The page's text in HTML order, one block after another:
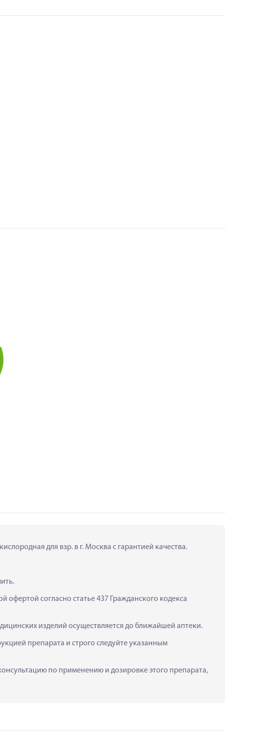
для взр. в г. Москва с гарантией качества.
согласно статье 437 Гражданского кодекса
изделий осуществляется до ближайшей аптеки.
препарата и строго следуйте указанным
по применению и дозировке этого препарата,